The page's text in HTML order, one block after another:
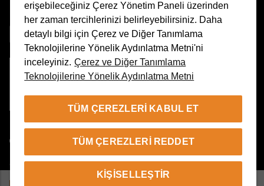
Uygulamamızı İndirin
© 2026 Beymen Tüm Hakları Saklıdır
erişebileceğiniz Çerez Yönetim Paneli üzerinden
her zaman tercihlerinizi belirleyebilirsiniz. Daha
detaylı bilgi için Çerez ve Diğer Tanımlama
Teknolojilerine Yönelik Aydınlatma Metni'ni
inceleyiniz. Çerez ve Diğer Tanımlama
Teknolojilerine Yönelik Aydınlatma Metni
TÜM ÇEREZLERI KABUL ET
TÜM ÇEREZLERI REDDET
KIŞISELLEŞTIR